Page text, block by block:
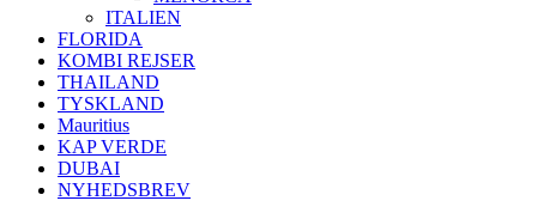
ITALIEN
FLORIDA
KOMBI REJSER
THAILAND
TYSKLAND
Mauritius
KAP VERDE
DUBAI
NYHEDSBREV